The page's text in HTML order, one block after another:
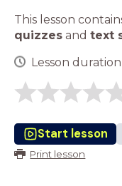
This lesson
quizzes and text
Lesson duration
Start lesson
Print lesson